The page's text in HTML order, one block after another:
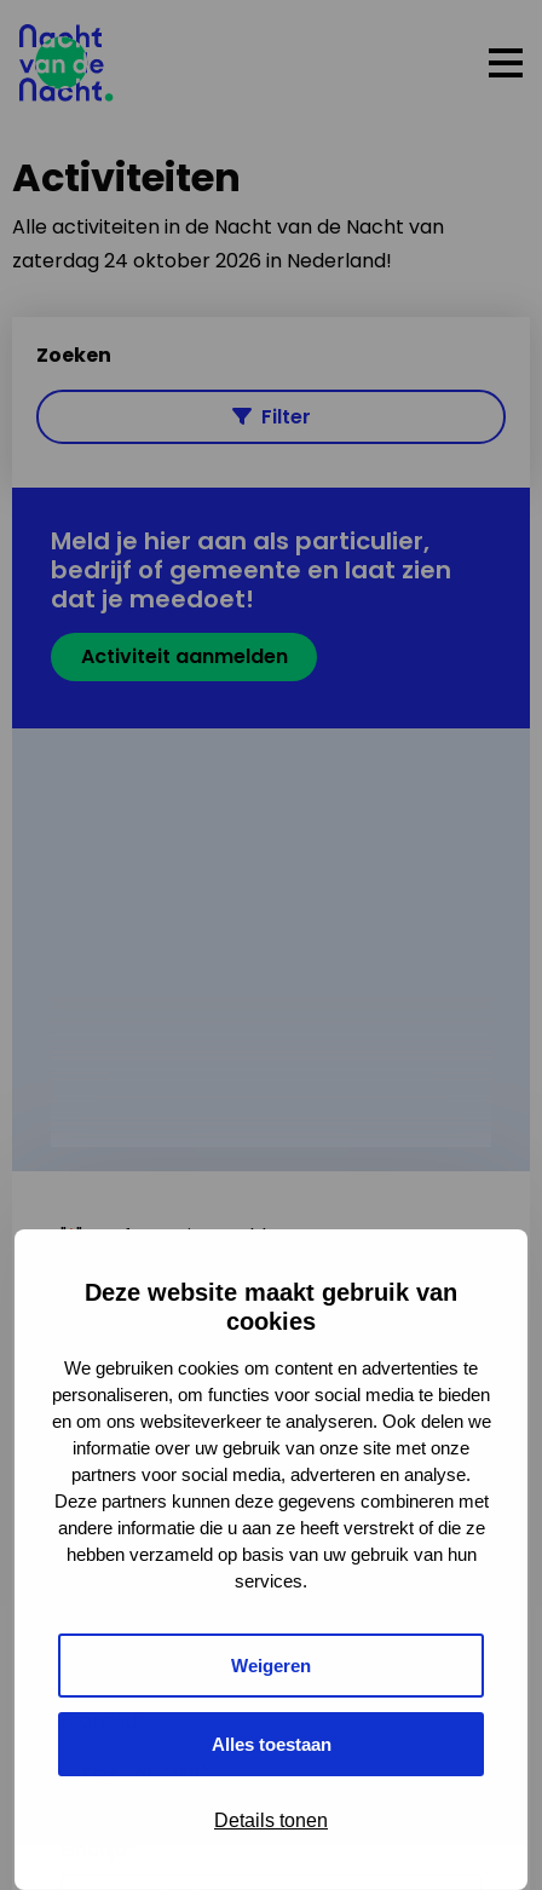
Deze website maakt gebruik van
cookies
We gebruiken cookies om content en advertenties te
personaliseren, om functies voor social media te bieden
en om ons websiteverkeer te analyseren. Ook delen we
informatie over uw gebruik van onze site met onze
partners voor social media, adverteren en analyse.
Deze partners kunnen deze gegevens combineren met
andere informatie die u aan ze heeft verstrekt of die ze
hebben verzameld op basis van uw gebruik van hun
services.
Weigeren
Alles toestaan
Details tonen
Activiteiten
Alle activiteiten in de Nacht van de Nacht van
zaterdag 24 oktober 2026 in Nederland!
Zoeken
Filter
Meld je hier aan als particulier,
bedrijf of gemeente en laat zien
dat je meedoet!
Activiteit aanmelden
"*" geeft vereiste velden aan
2
Volledige omschrijving*
Starttijd*